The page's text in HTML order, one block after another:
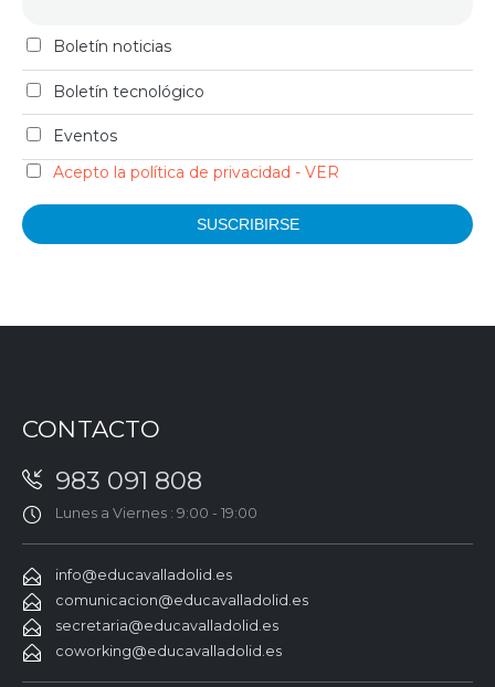
Boletín noticias
Boletín tecnológico
Eventos
Acepto la política de privacidad - VER
CONTACTO
983 091 808
Lunes a Viernes : 9:00 - 19:00
info@educavalladolid.es
comunicacion@educavalladolid.es
secretaria@educavalladolid.es
coworking@educavalladolid.es